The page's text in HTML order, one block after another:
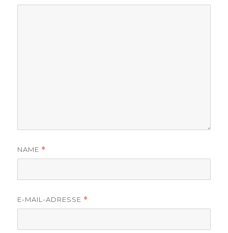
NAME *
E-MAIL-ADRESSE *